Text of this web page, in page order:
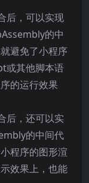
后，可以实现
的中
避免了小程序
或其他脚本语
的运行效果
后，还可以实
的中间代
程序的图形渲
效果上，也能